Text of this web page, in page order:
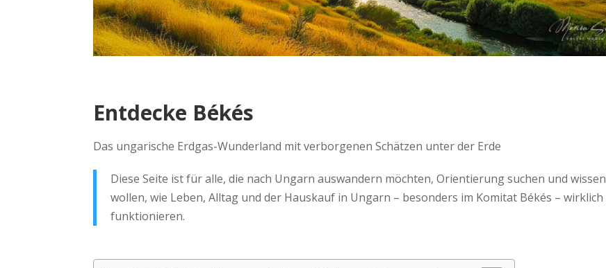
Entdecke Békés
Das ungarische Erdgas-Wunderland mit verborgenen Schätzen unter der Erde
Diese Seite ist für alle, die nach Ungarn auswandern möchten, Orientierung suchen und wissen
wollen, wie Leben, Alltag und der Hauskauf in Ungarn – besonders im Komitat Békés – wirklich
funktionieren.